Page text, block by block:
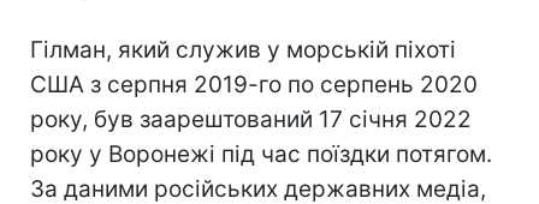
Гілман, який служив у морській піхоті
США з серпня 2019-го по серпень 2020
року, був заарештований 17 січня 2022
року у Воронежі під час поїздки потягом.
За даними російських державних медіа,